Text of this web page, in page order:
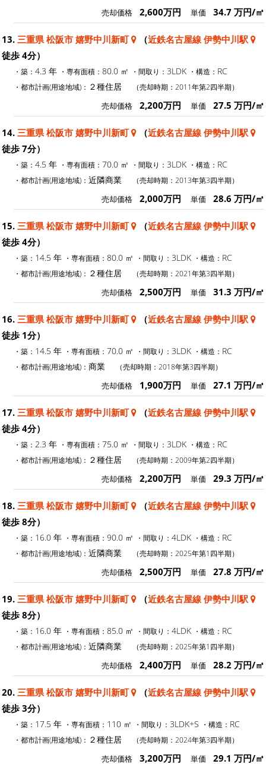
売却価格 2,600万円 単価 34.7 万円/㎡
13. 三重県 松阪市 嬉野中川新町 （近鉄名古屋線 伊勢中川駅
徒歩 4分）
・築： 4.3 年 ・専有面積： 80.0 ㎡ ・間取り： 3LDK ・構造： RC
・都市計画(用途地域)： ２種住居 （売却時期：2011年第2四半期）
売却価格 2,200万円 単価 27.5 万円/㎡
14. 三重県 松阪市 嬉野中川新町 （近鉄名古屋線 伊勢中川駅
徒歩 7分）
・築： 4.5 年 ・専有面積： 70.0 ㎡ ・間取り： 3LDK ・構造： RC
・都市計画(用途地域)： 近隣商業 （売却時期：2013年第3四半期）
売却価格 2,000万円 単価 28.6 万円/㎡
15. 三重県 松阪市 嬉野中川新町 （近鉄名古屋線 伊勢中川駅
徒歩 4分）
・築： 14.5 年 ・専有面積： 80.0 ㎡ ・間取り： 3LDK ・構造： RC
・都市計画(用途地域)： ２種住居 （売却時期：2021年第3四半期）
売却価格 2,500万円 単価 31.3 万円/㎡
16. 三重県 松阪市 嬉野中川新町 （近鉄名古屋線 伊勢中川駅
徒歩 1分）
・築： 14.5 年 ・専有面積： 70.0 ㎡ ・間取り： 3LDK ・構造： RC
・都市計画(用途地域)： 商業 （売却時期：2018年第3四半期）
売却価格 1,900万円 単価 27.1 万円/㎡
17. 三重県 松阪市 嬉野中川新町 （近鉄名古屋線 伊勢中川駅
徒歩 4分）
・築： 2.3 年 ・専有面積： 75.0 ㎡ ・間取り： 3LDK ・構造： RC
・都市計画(用途地域)： ２種住居 （売却時期：2009年第2四半期）
売却価格 2,200万円 単価 29.3 万円/㎡
18. 三重県 松阪市 嬉野中川新町 （近鉄名古屋線 伊勢中川駅
徒歩 8分）
・築： 16.0 年 ・専有面積： 90.0 ㎡ ・間取り： 4LDK ・構造： RC
・都市計画(用途地域)： 近隣商業 （売却時期：2025年第1四半期）
売却価格 2,500万円 単価 27.8 万円/㎡
19. 三重県 松阪市 嬉野中川新町 （近鉄名古屋線 伊勢中川駅
徒歩 8分）
・築： 16.0 年 ・専有面積： 85.0 ㎡ ・間取り： 4LDK ・構造： RC
・都市計画(用途地域)： 近隣商業 （売却時期：2025年第1四半期）
売却価格 2,400万円 単価 28.2 万円/㎡
20. 三重県 松阪市 嬉野中川新町 （近鉄名古屋線 伊勢中川駅
徒歩 3分）
・築： 17.5 年 ・専有面積： 110 ㎡ ・間取り： 3LDK+S ・構造： RC
・都市計画(用途地域)： ２種住居 （売却時期：2024年第3四半期）
売却価格 3,200万円 単価 29.1 万円/㎡